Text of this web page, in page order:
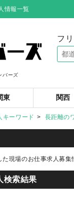
情報一覧
バーズ
フ
東 関西
キーワード 長距離の
現場のお仕事求人募
検索結果